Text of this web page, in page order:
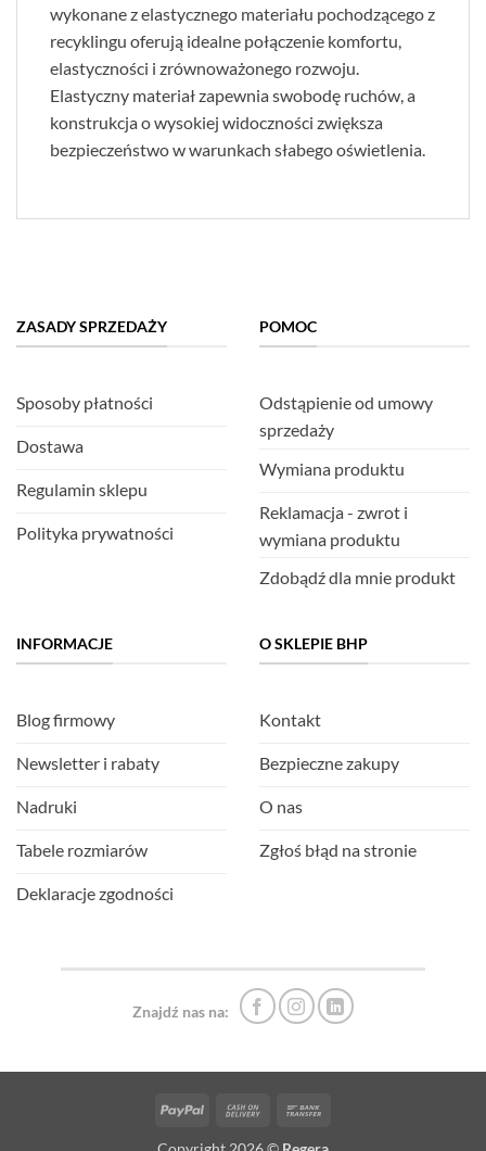
wykonane z elastycznego materiału pochodzącego z
recyklingu oferują idealne połączenie komfortu,
elastyczności i zrównoważonego rozwoju.
Elastyczny materiał zapewnia swobodę ruchów, a
konstrukcja o wysokiej widoczności zwiększa
bezpieczeństwo w warunkach słabego oświetlenia.
ZASADY SPRZEDAŻY
Sposoby płatności
Dostawa
Regulamin sklepu
Polityka prywatności
POMOC
Odstąpienie od umowy
sprzedaży
Wymiana produktu
Reklamacja - zwrot i
wymiana produktu
Zdobądź dla mnie produkt
INFORMACJE
Blog firmowy
Newsletter i rabaty
Nadruki
Tabele rozmiarów
Deklaracje zgodności
O SKLEPIE BHP
Kontakt
Bezpieczne zakupy
O nas
Zgłoś błąd na stronie
Znajdź nas na:
PayPal
Cash